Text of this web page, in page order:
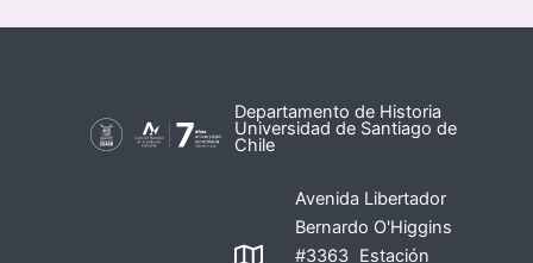
Departamento de Historia
Universidad de Santiago de
Chile
Avenida Libertador
Bernardo O'Higgins
#3363 Estación